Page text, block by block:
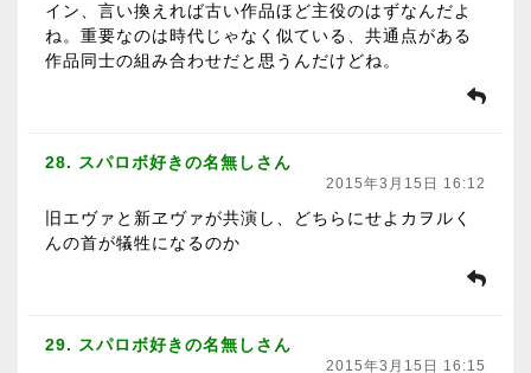
イン、言い換えれば古い作品ほど主役のはずなんだよ
ね。重要なのは時代じゃなく似ている、共通点がある
作品同士の組み合わせだと思うんだけどね。
28. スパロボ好きの名無しさん
2015年3月15日 16:12
旧エヴァと新ヱヴァが共演し、どちらにせよカヲルく
んの首が犠牲になるのか
29. スパロボ好きの名無しさん
2015年3月15日 16:15